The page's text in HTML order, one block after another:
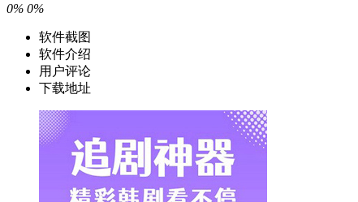
0% 0%
软件截图
软件介绍
用户评论
下载地址